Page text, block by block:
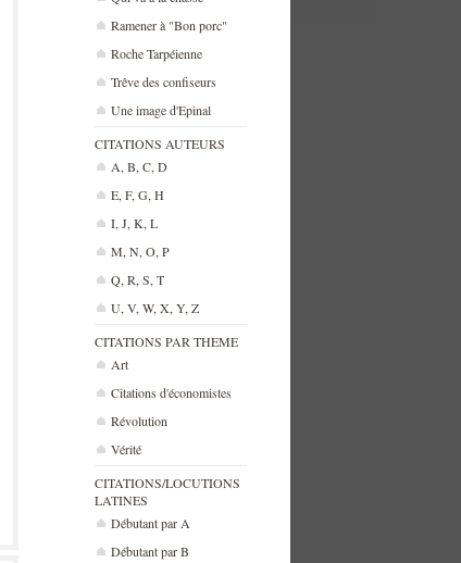
Ramener à "Bon porc"
Roche Tarpéienne
Trêve des confiseurs
Une image d'Epinal
CITATIONS AUTEURS
A, B, C, D
E, F, G, H
I, J, K, L
M, N, O, P
Q, R, S, T
U, V, W, X, Y, Z
CITATIONS PAR THEME
Art
Citations d'économistes
Révolution
Vérité
CITATIONS/LOCUTIONS
LATINES
Débutant par A
Débutant par B